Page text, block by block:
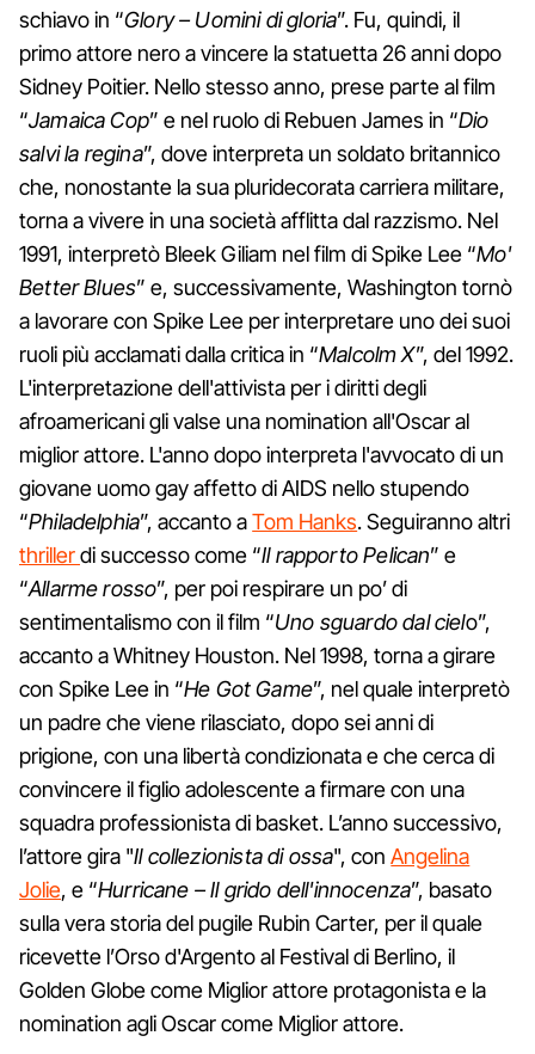
schiavo in “Glory – Uomini di gloria”. Fu, quindi, il
primo attore nero a vincere la statuetta 26 anni dopo
Sidney Poitier. Nello stesso anno, prese parte al film
“Jamaica Cop” e nel ruolo di Rebuen James in “Dio
salvi la regina”, dove interpreta un soldato britannico
che, nonostante la sua pluridecorata carriera militare,
torna a vivere in una società afflitta dal razzismo. Nel
1991, interpretò Bleek Giliam nel film di Spike Lee “Mo'
Better Blues” e, successivamente, Washington tornò
a lavorare con Spike Lee per interpretare uno dei suoi
ruoli più acclamati dalla critica in “Malcolm X”, del 1992.
L'interpretazione dell'attivista per i diritti degli
afroamericani gli valse una nomination all'Oscar al
miglior attore. L'anno dopo interpreta l'avvocato di un
giovane uomo gay affetto di AIDS nello stupendo
“Philadelphia”, accanto aTom Hanks. Seguiranno altri
thrillerdi successo come “Il rapporto Pelican” e
“Allarme rosso”, per poi respirare un po’ di
sentimentalismo con il film “Uno sguardo dal cielo”,
accanto a Whitney Houston. Nel 1998, torna a girare
con Spike Lee in “He Got Game”, nel quale interpretò
un padre che viene rilasciato, dopo sei anni di
prigione, con una libertà condizionata e che cerca di
convincere il figlio adolescente a firmare con una
squadra professionista di basket. L’anno successivo,
l’attore gira "Il collezionista di ossa", conAngelina
Jolie, e “Hurricane – Il grido dell'innocenza”, basato
sulla vera storia del pugile Rubin Carter, per il quale
ricevette l’Orso d'Argento al Festival di Berlino, il
Golden Globe come Miglior attore protagonista e la
nomination agli Oscar come Miglior attore.